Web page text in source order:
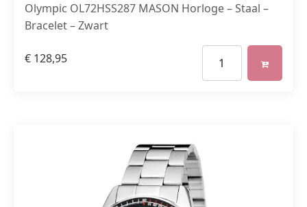
Olympic OL72HSS287 MASON Horloge – Staal –
Bracelet – Zwart
€ 128,95